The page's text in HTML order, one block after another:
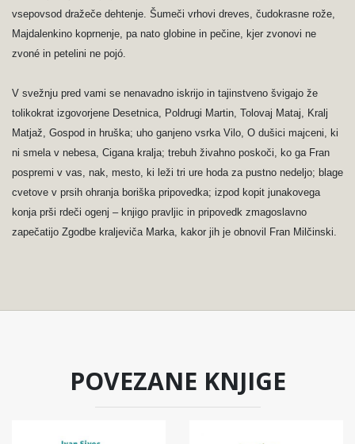
vsepovsod dražeče dehtenje. Šumeči vrhovi dreves, čudokrasne rože,
Majdalenkino koprnenje, pa nato globine in pečine, kjer zvonovi ne
zvoné in petelini ne pojó.
V svežnju pred vami se nenavadno iskrijo in tajinstveno švigajo že
tolikokrat izgovorjene Desetnica, Poldrugi Martin, Tolovaj Mataj, Kralj
Matjaž, Gospod in hruška; uho ganjeno vsrka Vilo, O dušici majceni, ki
ni smela v nebesa, Cigana kralja; trebuh živahno poskoči, ko ga Fran
pospremi v vas, nak, mesto, ki leži tri ure hoda za pustno nedeljo; blage
cvetove v prsih ohranja boriška pripovedka; izpod kopit junakovega
konja prši rdeči ogenj – knjigo pravljic in pripovedk zmagoslavno
zapečatijo Zgodbe kraljeviča Marka, kakor jih je obnovil Fran Milčinski.
POVEZANE KNJIGE